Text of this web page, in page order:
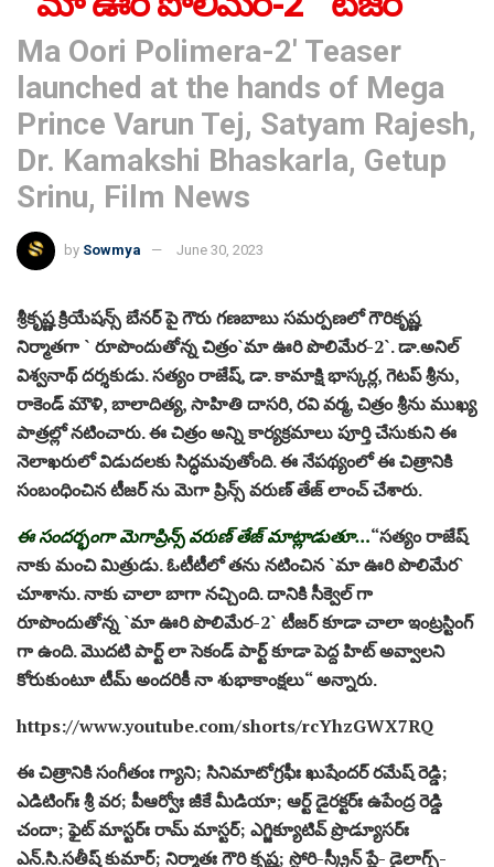
Ma Oori Polimera-2' Teaser
launched at the hands of Mega
Prince Varun Tej, Satyam Rajesh,
Dr. Kamakshi Bhaskarla, Getup
Srinu, Film News
by Sowmya June 30, 2023
శ్రీకృష్ణ క్రియేష‌న్స్ బేన‌ర్ పై గౌరు గ‌ణ‌బాబు స‌మ‌ర్ప‌ణ‌లో గౌరికృష్ణ
నిర్మాత‌గా ` రూపొందుతోన్న చిత్రం`మా ఊరి పొలిమేర-2`. డా.అనిల్
విశ్వ‌నాథ్ ద‌ర్శ‌కుడు. స‌త్యం రాజేష్‌, డా. కామాక్షి భాస్కర్ల, గెట‌ప్ శ్రీను,
రాకెండ్ మౌళి, బాలాదిత్య, సాహితి దాస‌రి, ర‌వి వ‌ర్మ‌, చిత్రం శ్రీను ముఖ్య
పాత్ర‌ల్లో న‌టించారు. ఈ చిత్రం అన్ని కార్య‌క్ర‌మాలు పూర్తి చేసుకుని ఈ
నెలాఖ‌రులో విడుద‌ల‌కు సిద్ధ‌మవుతోంది. ఈ నేప‌థ్యంలో ఈ చిత్రానికి
సంబంధించిన టీజ‌ర్ ను మెగా ప్రిన్స్ వ‌రుణ్ తేజ్ లాంచ్ చేశారు.
ఈ సంద‌ర్భంగా మెగాప్రిన్స్ వ‌రుణ్ తేజ్ మాట్లాడుతూ…“సత్యం రాజేష్
నాకు మంచి మిత్రుడు. ఓటీటీలో త‌ను న‌టించిన‌ `మా ఊరి పొలిమేర‌`
చూశాను. నాకు చాలా బాగా న‌చ్చింది. దానికి సీక్వెల్ గా
రూపొందుతోన్న `మా ఊరి పొలిమేర‌-2` టీజ‌ర్ కూడా చాలా ఇంట్ర‌స్టింగ్
గా ఉంది. మొద‌టి పార్ట్ లా సెకండ్ పార్ట్ కూడా పెద్ద హిట్ అవ్వాల‌ని
కోరుకుంటూ టీమ్ అంద‌రికీ నా శుభాకాంక్ష‌లు“ అన్నారు.
https://www.youtube.com/shorts/rcYhzGWX7RQ
ఈ చిత్రానికి సంగీతంః గ్యాని; సినిమాటోగ్ర‌ఫీః ఖుషేంద‌ర్ ర‌మేష్ రెడ్డి;
ఎడిటింగ్ః శ్రీ వ‌ర‌; పీఆర్వోః జీకే మీడియా; ఆర్ట్ డైర‌క్ట‌ర్ః ఉపేంద్ర రెడ్డి
చందా; ఫైట్ మాస్ట‌ర్ః రామ్ మాస్ట‌ర్‌; ఎగ్జిక్యూటివ్ ప్రొడ్యూస‌ర్ః
ఎన్‌.సి.స‌తీష్ కుమార్; నిర్మాతః గౌరి కృష్ణ‌; స్టోరి-స్క్రీన్ ప్లే- డైలాగ్స్-